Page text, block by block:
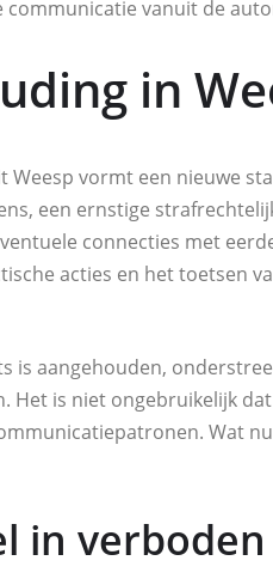
communicatie vanuit de
in
Weesp vormt een nieuwe
een ernstige
connecties met
acties en het toetsen
is aangehouden,
Het is niet ongebruikelijk
Wat
in